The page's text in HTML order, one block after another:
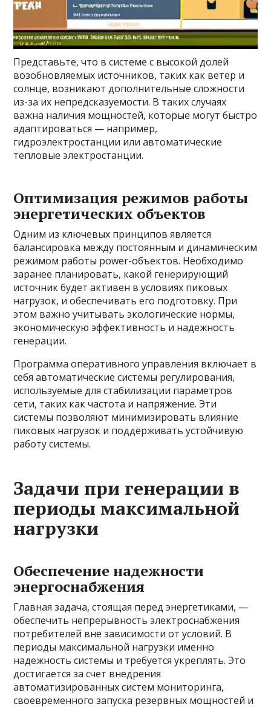
Представьте, что в системе с высокой долей
возобновляемых источников, таких как ветер и
солнце, возникают дополнительные сложности
из-за их непредсказуемости. В таких случаях
важна наличия мощностей, которые могут быстро
адаптироваться — например,
гидроэлектростанции или автоматические
тепловые электростанции.
Оптимизация режимов работы
энергетических объектов
Одним из ключевых принципов является
балансировка между постоянным и динамическим
режимом работы power-объектов. Необходимо
заранее планировать, какой генерирующий
источник будет активен в условиях пиковых
нагрузок, и обеспечивать его подготовку. При
этом важно учитывать экологические нормы,
экономическую эффективность и надежность
генерации.
Программа оперативного управления включает в
себя автоматические системы регулирования,
используемые для стабилизации параметров
сети, таких как частота и напряжение. Эти
системы позволяют минимизировать влияние
пиковых нагрузок и поддерживать устойчивую
работу системы.
Задачи при генерации в
периоды максимальной
нагрузки
Обеспечение надежности
энергоснабжения
Главная задача, стоящая перед энергетиками, —
обеспечить непрерывность электроснабжения
потребителей вне зависимости от условий. В
периоды максимальной нагрузки именно
надежность системы и требуется укреплять. Это
достигается за счет внедрения
автоматизированных систем мониторинга,
своевременного запуска резервных мощностей и